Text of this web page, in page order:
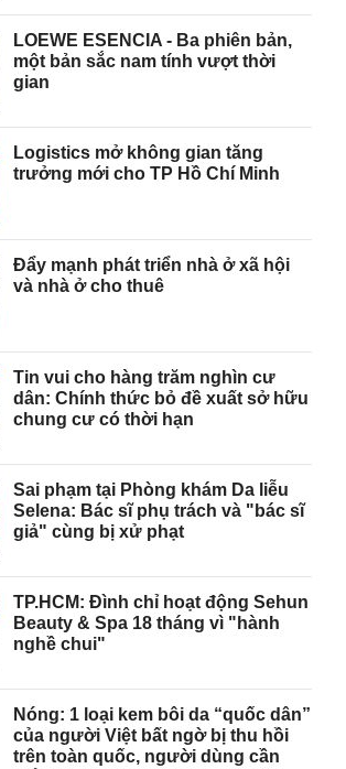
LOEWE ESENCIA - Ba phiên bản,
một bản sắc nam tính vượt thời
gian
Logistics mở không gian tăng
trưởng mới cho TP Hồ Chí Minh
Đẩy mạnh phát triển nhà ở xã hội
và nhà ở cho thuê
Tin vui cho hàng trăm nghìn cư
dân: Chính thức bỏ đề xuất sở hữu
chung cư có thời hạn
Sai phạm tại Phòng khám Da liễu
Selena: Bác sĩ phụ trách và "bác sĩ
giả" cùng bị xử phạt
TP.HCM: Đình chỉ hoạt động Sehun
Beauty & Spa 18 tháng vì "hành
nghề chui"
Nóng: 1 loại kem bôi da “quốc dân”
của người Việt bất ngờ bị thu hồi
trên toàn quốc, người dùng cần